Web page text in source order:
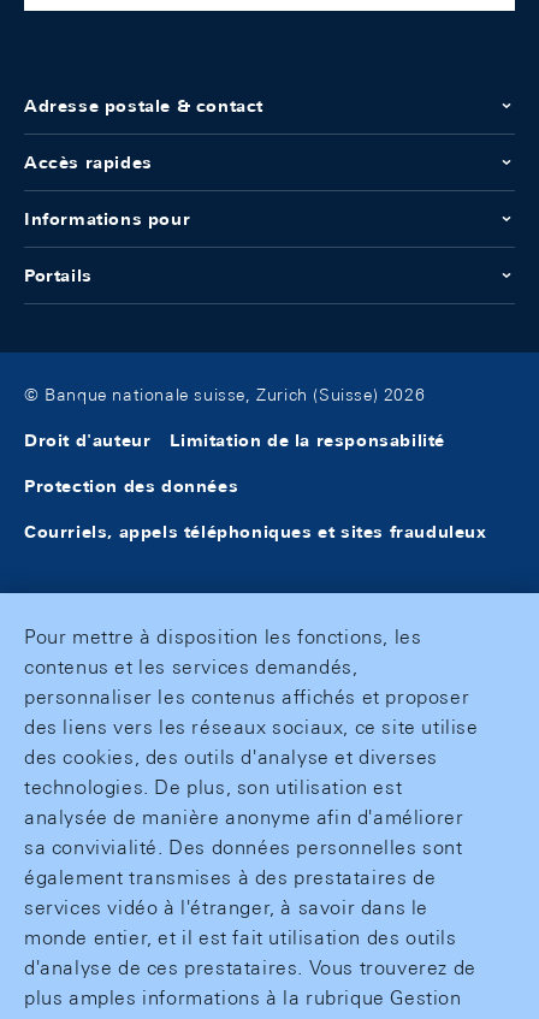
Adresse postale & contact
Accès rapides
Informations pour
Portails
© Banque nationale suisse, Zurich (Suisse) 2026
Droit d'auteur Limitation de la responsabilité
Protection des données
Courriels, appels téléphoniques et sites frauduleux
Pour mettre à disposition les fonctions, les
contenus et les services demandés,
personnaliser les contenus affichés et proposer
des liens vers les réseaux sociaux, ce site utilise
des cookies, des outils d'analyse et diverses
technologies. De plus, son utilisation est
analysée de manière anonyme afin d'améliorer
sa convivialité. Des données personnelles sont
également transmises à des prestataires de
services vidéo à l'étranger, à savoir dans le
monde entier, et il est fait utilisation des outils
d'analyse de ces prestataires. Vous trouverez de
plus amples informations à la rubrique Gestion